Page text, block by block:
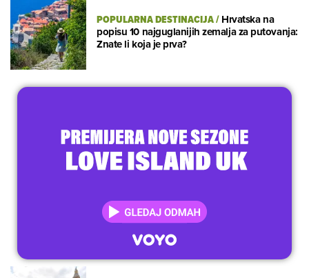
POPULARNA DESTINACIJA/Hrvatska na
popisu 10 najguglanijih zemalja za putovanja:
Znate li koja je prva?